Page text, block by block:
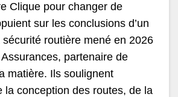
Clique pour changer de
sur les conclusions d’un
routière mené en 2026
partenaire de
matière. Ils soulignent
la conception des routes, de la